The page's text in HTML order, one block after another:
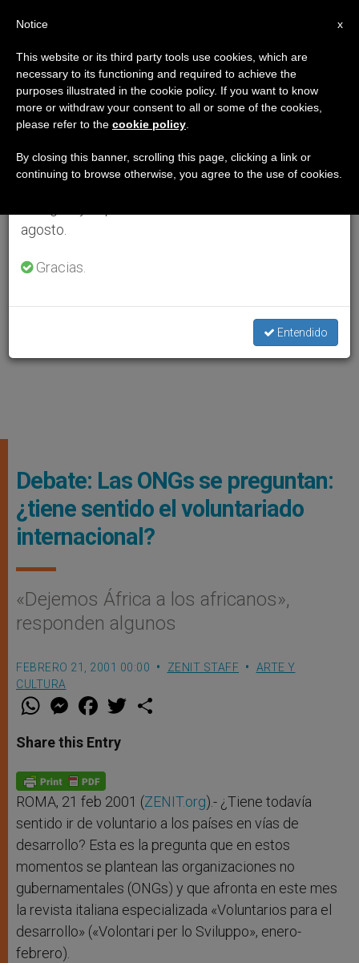
Debate: Las ONGs se preguntan:
¿tiene sentido el voluntariado
internacional?
«Dejemos África a los africanos»,
responden algunos
FEBRERO 21, 2001 00:00 ZENIT STAFF
ARTE Y
CULTURA
W
t
s
p
p
M
e
s
e
g
e
r
F
a
e
b
o
k
w
Share this Entry
ROMA, 21 feb 2001 (ZENIT.org).- ¿Tiene todavía
sentido ir de voluntario a los países en vías de
desarrollo? Esta es la pregunta que en estos
momentos se plantean las organizaciones no
gubernamentales (ONGs) y que afronta en este mes
la revista italiana especializada «Voluntarios para el
desarrollo» («Volontari per lo Sviluppo», enero-
febrero).
×
Aviso importante
Del 27 de julio al 7 de agosto haremos la pausa
anual, aprovechando que en el periodo de verano
se generan menos informaciones y también el
agosto.
Gracias.
Entendido
x
Notice
This website or its third party tools use cookies, which are
necessary to its functioning and required to achieve the
purposes illustrated in the cookie policy. If you want to know
more or withdraw your consent to all or some of the cookies,
please refer to the cookie policy
By closing this banner, scrolling this page, clicking a link or
continuing to browse otherwise, you agree to the use of cookies.